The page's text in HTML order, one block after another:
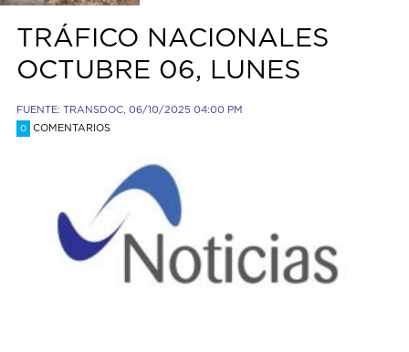
TRÁFICO NACIONALES
OCTUBRE 06, LUNES
FUENTE: TRANSDOC, 06/10/2025 04:00 PM
0 COMENTARIOS